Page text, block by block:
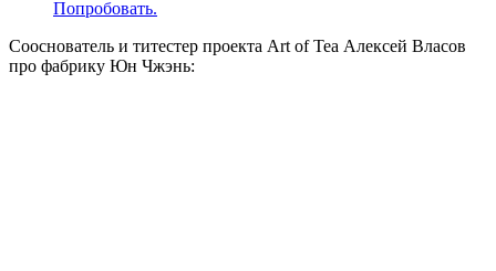
Попробовать.
Сооснователь и титестер проекта Art of Tea Алексей Власов
про фабрику Юн Чжэнь: